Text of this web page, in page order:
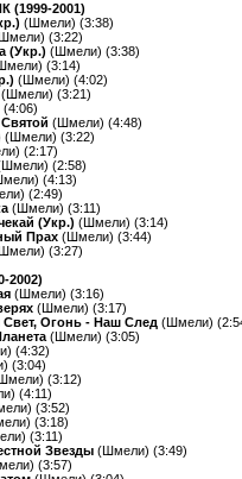
(1999-2001)
(Шмели) (3:38)
(3:22)
(Укр.) (Шмели) (3:38)
(3:14)
(Шмели) (4:02)
(Шмели) (3:21)
(Шмели) (4:48)
(Шмели) (3:22)
(2:17)
(2:58)
(4:13)
(2:49)
(Шмели) (3:11)
(Укр.) (Шмели) (3:14)
Прах (Шмели) (3:44)
(3:27)
2002)
(Шмели) (3:16)
(Шмели) (3:17)
Огонь - Наш След (Шмели)
(Шмели) (3:05)
(4:32)
(3:04)
(3:12)
(4:11)
(3:52)
(3:18)
(3:11)
Звезды (Шмели) (3:49)
(3:57)